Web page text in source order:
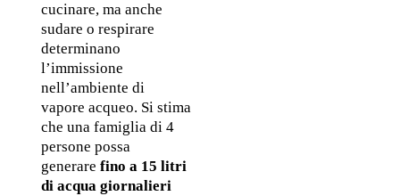
cucinare, ma anche
sudare o respirare
determinano
l’immissione
nell’ambiente di
vapore acqueo. Si stima
che una famiglia di 4
persone possa
generare fino a 15 litri
di acqua giornalieri